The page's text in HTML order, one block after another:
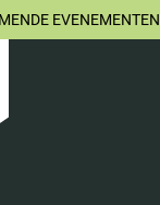
EVENEMENTEN